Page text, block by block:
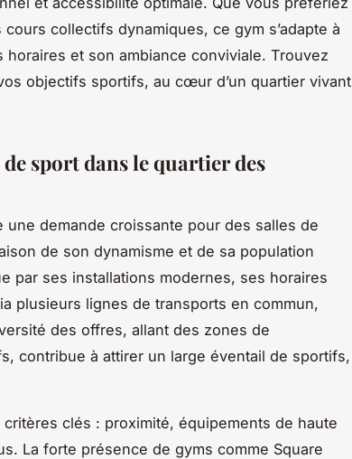
collectifs dynamiques, ce gym s’adapte à
et son ambiance conviviale. Trouvez
objectifs sportifs, au cœur d’un quartier vivant
sport dans le quartier des
une demande croissante pour des salles de
de son dynamisme et de sa population
par ses installations modernes, ses horaires
plusieurs lignes de transports en commun,
des offres, allant des zones de
contribue à attirer un large éventail de sportifs,
clés : proximité, équipements de haute
La forte présence de gyms comme Square